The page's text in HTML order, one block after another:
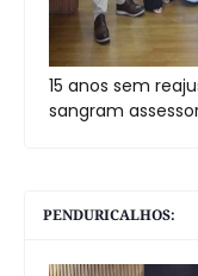
15 anos sem
sangram
PENDURICALHOS: